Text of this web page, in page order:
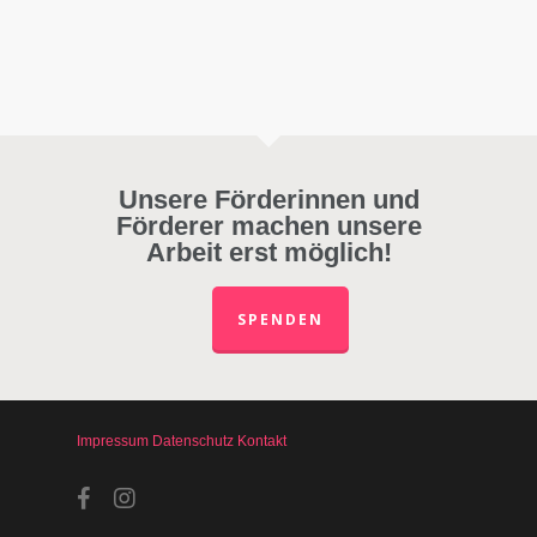
Unsere Förderinnen und
Förderer machen unsere
Arbeit erst möglich!
SPENDEN
Impressum Datenschutz Kontakt
facebookinstagram